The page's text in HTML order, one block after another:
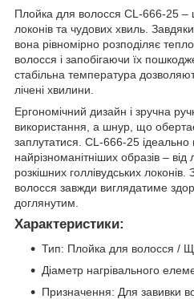
Плойка для волосся CL-666-25 –
локонів та чудових хвиль.
вона рівномірно розподіляє
волосся і запобігаючи їх
стабільна температура
лічені хвилини.
Ергономічний дизайн і зручна
використання, а шнур, що
заплутатися. CL-666-25 ідеально
найрізноманітніших образів –
розкішних голлівудських
волосся завжди виглядатиме
доглянутим.
Характеристики:
Тип: Плойка для волосся /
Діаметр нагрівального
Призначення: Для завивки